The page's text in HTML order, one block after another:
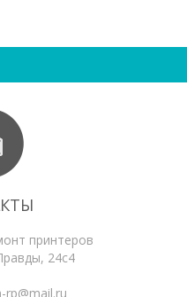
принтеров
24с4
rp@mail.ru